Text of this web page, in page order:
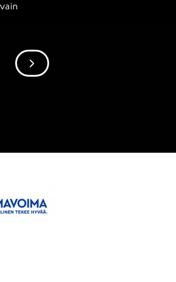
SIIRRY SEURAAVAAN